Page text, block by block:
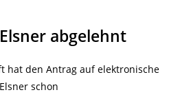
abgelehnt
hat den Antrag auf elektronische
schon